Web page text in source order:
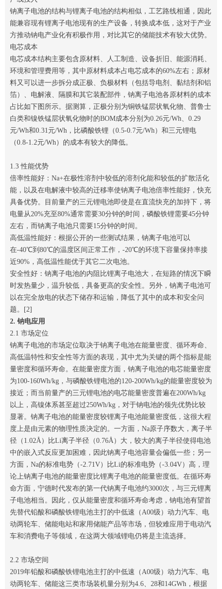
钠离子电池的结构与锂离子电池的结构相似，工艺路线相通，因此
能兼容现有锂离子电池现有的生产设备，转换成本低，这对于产业
方推动钠电产业化有积极作用，对比其它的储能技术有较大优势。
电芯成本
电芯成本结构主要包含原材料、人工制造、设备折旧、能源消耗、
环境和管理费用等，其中原材料成本占电芯成本的60%左右；原材
料又可以进一步拆分成正极、负极材料（包括导电剂、黏结剂和铝
箔）、电解液、隔膜和其它装配部件，钠离子电池各原材料的成本
占比如下图所示。据测算，正极分别为铜铁锰层状氧化物、普鲁士
白类和镍铁锰层状氧化物时的BOM成本分别为0.26元/Wh、0.29
元/Wh和0.31元/Wh，比磷酸铁锂（0.5-0.7元/Wh）和三元锂电
（0.8-1.2元/Wh）的成本有较大的降低。
1.3 性能优势
倍率性能好：Na+在极性溶剂中较低的溶剂化能和较低的扩散活化
能，以及在电解液中较高的迁移率使钠离子电池倍率性能好，快充
具备优势。目前量产的三元锂电池即使是在直流快充的加持下，将
电量从20%充至80%通常需要30分钟的时间，磷酸铁锂需要45分钟
左右，而钠离子电池只需要15分钟的时间。
高低温性能好：根据公开的一些测试结果，钠离子电池可以
在-40℃到80℃的温度区间正常工作，-20℃的环境下容量保持率接
近90%，高低温性能优于其它二次电池。
安全性好：钠离子电池的内阻比锂离子电池大，在短路的情况下瞬
时发热量少，温升较低，具备更高的安全性。另外，钠离子电池可
以在完全放电的状态下储存和运输，降低了其中的成本和安全问
题。[2]
2. 钠电应用
2.1 市场定位
钠离子电池的市场定位取决于钠离子电池在能量密度、循环寿命、
高低温特性和安全性等方面的表现，其中尤为关键的两个指标是能
量密度和循环寿命。在能量密度方面，钠离子电池的电芯能量密度
为100-160Wh/kg，与磷酸铁锂电池的120-200Wh/kg的能量密度较为
接近；而当前量产的三元锂电池的电芯能量密度普遍在200Wh/kg
以上，高镍体系甚至超过250Wh/kg，对于钠电池的领先优势比较
显著。钠离子电池的能量密度较锂离子电池能量密度低，这很大程
度上是由元素的物理性质决定的。一方面，Na原子序数大，离子半
径（1.02Å）比Li离子半径（0.76Å）大，较大的离子半径使得电池
中的嵌入式反应更加困难，因此钠离子电池容量会偏低一些；另一
方面，Na的标准电势（-2.71V）比Li的标准电势（-3.04V）高，理
论上钠离子电池的能量密度比锂离子电池的能量密度低。在循环寿
命方面，宁德时代发布的第一代钠离子电池约3000次，与三元锂离
子电池相当。因此，仅从能量密度和循环寿命考虑，钠电池有望首
先替代铅酸和磷酸铁锂电池主打的中低速（A00级）动力汽车、电
动两轮车、储能电站和家用储能产品等市场，但较难应用于电动汽
车和消费电子等领域，在这两大领域锂电仍将是主流选择。
2.2 市场空间
2019年铅酸和磷酸铁锂电池主打的中低速（A00级）动力汽车、电
动两轮车、储能这三类市场装机量分别为4.6、28和14GWh，根据